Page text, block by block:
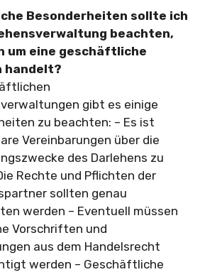
Besonderheiten sollte ich
beachten,
um eine geschäftliche
handelt?
gibt es einige
zu beachten: – Es ist
Vereinbarungen über die
des Darlehens zu
Rechte und Pflichten der
sollten genau
werden – Eventuell müssen
Vorschriften und
aus dem Handelsrecht
werden – Geschäftliche